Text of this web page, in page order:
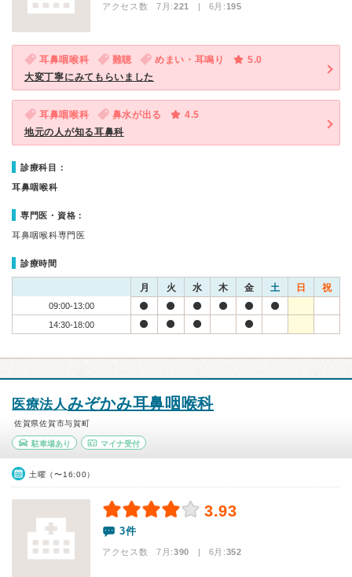
アクセス数 7月:221 | 6月:195
耳鼻咽喉科 難聴 めまい・耳鳴り
5.0
大変丁寧にみてもらいました
耳鼻咽喉科 鼻水が出る
4.5
地元の人が知る耳鼻科
診療科目：
耳鼻咽喉科
専門医・資格：
耳鼻咽喉科専門医
診療時間
月 火 水 木 金 土 日 祝
09:00-13:00
14:30-18:00
医療法人みぞかみ耳鼻咽喉科
佐賀県佐賀市与賀町
駐車場あり マイナ受付
土曜（〜16:00）
3.93
3件
アクセス数 7月:390 | 6月:352